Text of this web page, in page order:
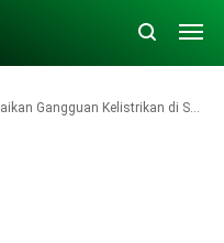
di Sebagian Lokasi yang Sempat Padam di Jatim